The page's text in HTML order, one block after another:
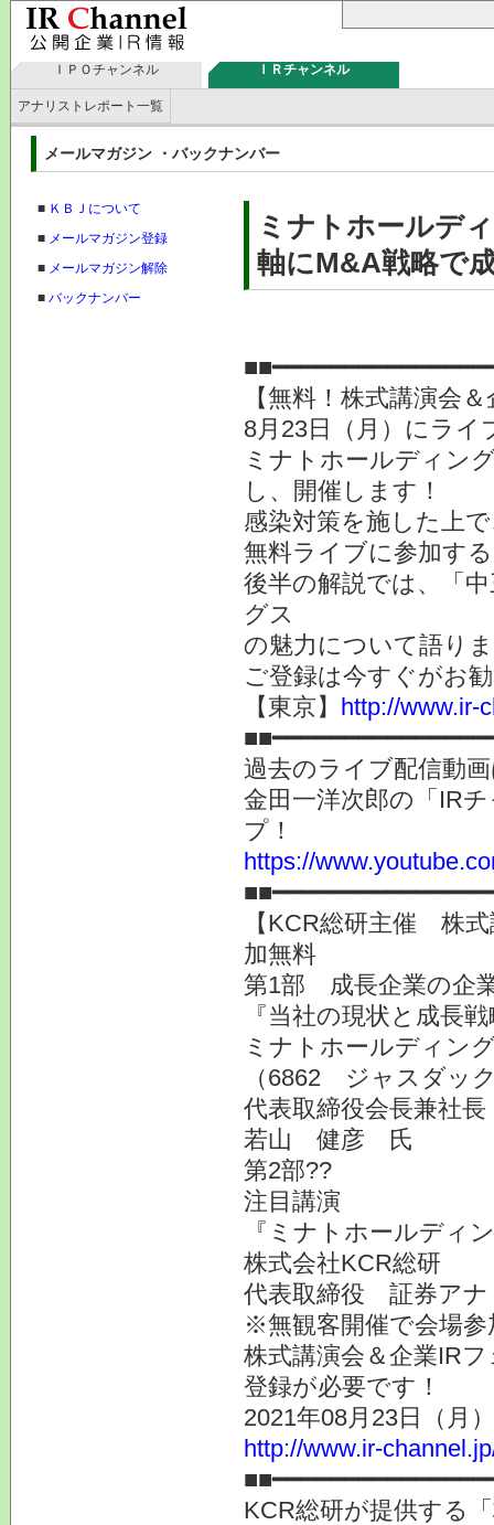
ＩＰＯチャンネル ＩＲチャンネル
アナリストレポート一覧
メールマガジン ・バックナンバー
■ ＫＢＪについて
■ メールマガジン登録
■ メールマガジン解除
■ バックナンバー
ミナトホールデ
軸にM&A戦略で
【無料！株式講演会
8月23日（月）にライ
ミナトホールディン
し、開催します！
感染対策を施した上
無料ライブに参加す
後半の解説では、「
グス
の魅力について語り
ご登録は今すぐがお
【東京】 http://www.ir-
過去のライブ配信動
金田一洋次郎の「IR
プ！
https://
【KCR総研主催 株
加無料
第1部 成長企業の企
『当社の現状と成長
ミナトホールディン
（6862 ジャスダッ
代表取締役会長兼社長
若山 健彦 氏
第2部??
注目講演
『ミナトホールディ
株式会社KCR総研
代表取締役 証券ア
※無観客開催で会場
株式講演会＆企業IR
登録が必要です！
2021年08月23日（
http://www.ir-
KCR総研が提供する